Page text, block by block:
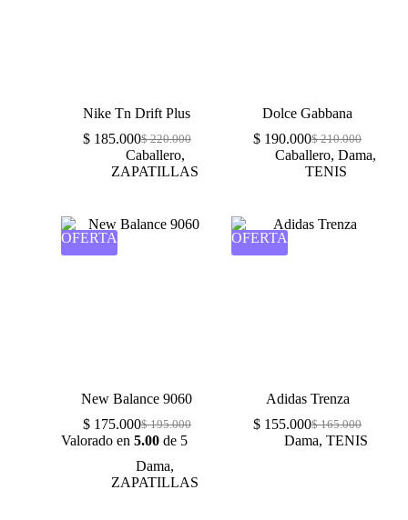
Nike Tn Drift Plus
$220.000
$185.000
Caballero,
ZAPATILLAS
Dolce Gabbana
$210.000
$ 190.000
Caballero,Dama,
TENIS
OFERTA
New Balance 9060
$195.000
$175.000
Valorado en 5.00de 5
Dama,
ZAPATILLAS
OFERTA
Adidas Trenza
$165.000
$ 155.000
Dama, TENIS